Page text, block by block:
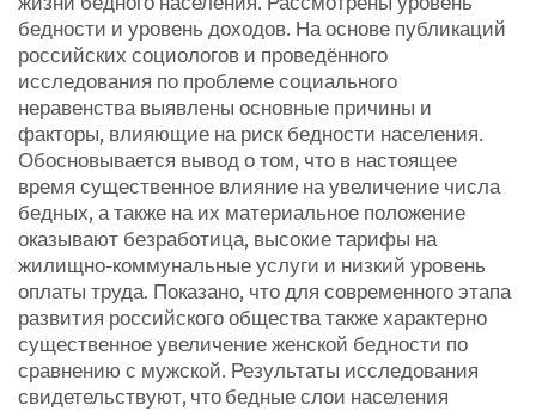
бедности и уровень доходов. На основе публикаций
российских социологов и проведённого
исследования по проблеме социального
неравенства выявлены основные причины и
факторы, влияющие на риск бедности населения.
Обосновывается вывод о том, что в настоящее
время существенное влияние на увеличение числа
бедных, а также на их материальное положение
оказывают безработица, высокие тарифы на
жилищно-коммунальные услуги и низкий уровень
оплаты труда. Показано, что для современного этапа
развития российского общества также характерно
существенное увеличение женской бедности по
сравнению с мужской. Результаты исследования
свидетельствуют, чтобедные слои населения